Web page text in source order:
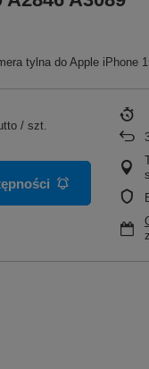
tylna do Apple iPhone
/ szt.